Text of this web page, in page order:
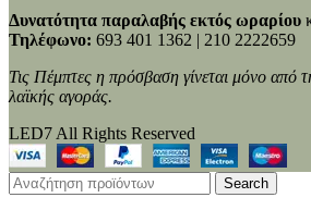
Δυνατότητα παραλαβής εκτός ωραρίου
Τηλέφωνο: 693 401 1362 | 210 2222659
Τις Πέμπτες η πρόσβαση γίνεται μόνο από
λαϊκής αγοράς.
LED7 All Rights Reserved
Search